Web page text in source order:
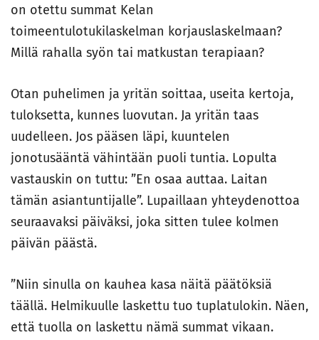
on otettu summat Kelan
toimeentulotukilaskelman korjauslaskelmaan?
Millä rahalla syön tai matkustan terapiaan?
Otan puhelimen ja yritän soittaa, useita kertoja,
tuloksetta, kunnes luovutan. Ja yritän taas
uudelleen. Jos pääsen läpi, kuuntelen
jonotusääntä vähintään puoli tuntia. Lopulta
vastauskin on tuttu: ”En osaa auttaa. Laitan
tämän asiantuntijalle”. Lupaillaan yhteydenottoa
seuraavaksi päiväksi, joka sitten tulee kolmen
päivän päästä.
”Niin sinulla on kauhea kasa näitä päätöksiä
täällä. Helmikuulle laskettu tuo tuplatulokin. Näen,
että tuolla on laskettu nämä summat vikaan.